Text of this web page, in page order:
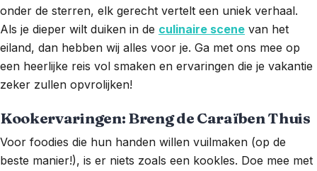
onder de sterren, elk gerecht vertelt een uniek verhaal.
Als je dieper wilt duiken in de culinaire scene van het
eiland, dan hebben wij alles voor je. Ga met ons mee op
een heerlijke reis vol smaken en ervaringen die je vakantie
zeker zullen opvrolijken!
Kookervaringen: Breng de Caraïben Thuis
Voor foodies die hun handen willen vuilmaken (op de
beste manier!), is er niets zoals een kookles. Doe mee met